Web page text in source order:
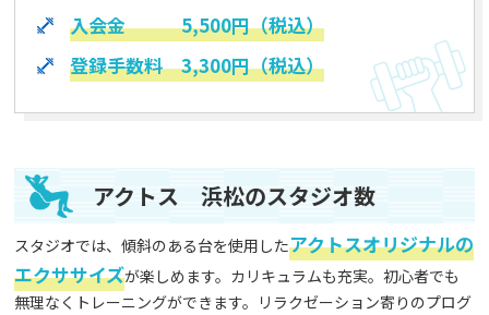
入会金 5,500円（税込）
登録手数料 3,300円（税込）
アクトス 浜松のスタジオ数
スタジオでは、傾斜のある台を使用したアクトスオリジナルの
エクササイズが楽しめます。カリキュラムも充実。初心者でも
無理なくトレーニングができます。リラクゼーション寄りのプログ